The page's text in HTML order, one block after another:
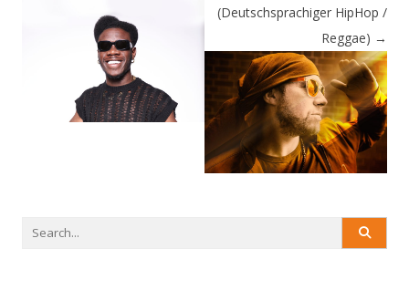
(Deutschsprachiger HipHop /
Reggae) →
Search